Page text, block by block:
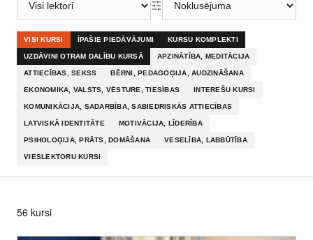
VISI KURSI ĪPAŠIE PIEDĀVĀJUMI KURSU KOMPLEKTI
UZDĀVINI OTRAM DALĪBU KURSĀ APZINĀTĪBA, MEDITĀCIJA
ATTIECĪBAS, SEKSS BĒRNI, PEDAGOĢIJA, AUDZINĀŠANA
EKONOMIKA, VALSTS, VĒSTURE, TIESĪBAS INTEREŠU KURSI
KOMUNIKĀCIJA, SADARBĪBA, SABIEDRISKĀS ATTIECĪBAS
LATVISKĀ IDENTITĀTE MOTIVĀCIJA, LĪDERĪBA
PSIHOLOĢIJA, PRĀTS, DOMĀŠANA VESELĪBA, LABBŪTĪBA
VIESLEKTORU KURSI
56 kursi